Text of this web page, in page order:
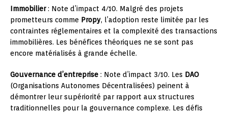
Immobilier: Note d’impact 4/10. Malgré des projets
prometteurs comme Propy, l’adoption reste limitée par les
contraintes réglementaires et la complexité des transactions
immobilières. Les bénéfices théoriques ne se sont pas
encore matérialisés à grande échelle.
Gouvernance d’entreprise : Note d’impact 3/10. Les DAO
(Organisations Autonomes Décentralisées) peinent à
démontrer leur supériorité par rapport aux structures
traditionnelles pour la gouvernance complexe. Les défis